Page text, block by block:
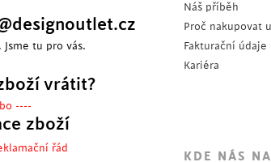
Jsme tu pro vás.
vrátit?
----
zboží
řád
Náš příběh
Proč nakupovat
Fakturační údaje
Kariéra
KDE NÁS